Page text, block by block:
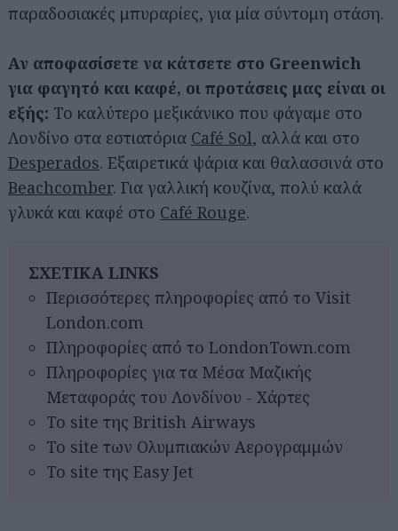
παραδοσιακές μπυραρίες, για μία σύντομη στάση.
Αν αποφασίσετε να κάτσετε στο Greenwich
για φαγητό και καφέ, οι προτάσεις μας είναι οι
εξής: Το καλύτερο μεξικάνικο που φάγαμε στο
Λονδίνο στα εστιατόρια Café Sol, αλλά και στο
Desperados. Εξαιρετικά ψάρια και θαλασσινά στο
Beachcomber. Για γαλλική κουζίνα, πολύ καλά
γλυκά και καφέ στο Café Rouge.
ΣΧΕΤΙΚΑ LINKS
Περισσότερες πληροφορίες από το Visit
London.com
Πληροφορίες από το LondonTown.com
Πληροφορίες για τα Μέσα Μαζικής
Μεταφοράς του Λονδίνου - Χάρτες
To site της British Airways
To site των Ολυμπιακών Αερογραμμών
Το site της Easy Jet